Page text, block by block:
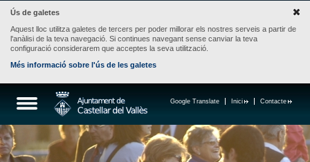
Ús de galetes
Aquest lloc utilitza galetes de tercers per poder millorar els nostres serveis a partir de
l'anàlisi de la teva navegació. Si continues navegant sense canviar la teva
configuració considerarem que acceptes la seva utilització.
Més informació sobre l'ús de les galetes
Contacte
Inici
Google Translate